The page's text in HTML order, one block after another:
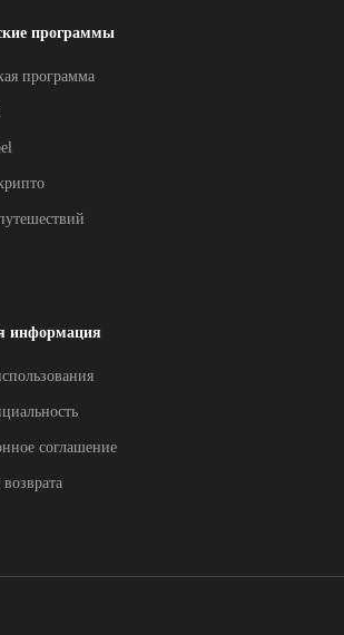
программы
программа
информация
соглашение